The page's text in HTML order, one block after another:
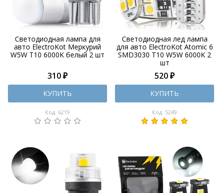
Светодиодная лампа для
авто ElectroKot Меркурий
W5W T10 6000K белый 2 шт
310 ₽
КУПИТЬ
Код: 6219
Светодиодная лед лампа
для авто ElectroKot Atomic 6
SMD3030 T10 W5W 6000K 2
шт
520 ₽
КУПИТЬ
Код: 5249